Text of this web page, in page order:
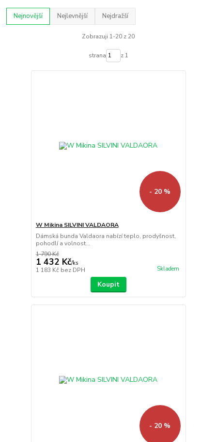
Nejnovější Nejlevnější Nejdražší
Zobrazuji 1-20 z 20
strana z 1
- 20 %
W Mikina SILVINI VALDAORA
Dámská bunda Valdaora nabízí teplo, prodyšnost,
pohodlí a volnost...
1 790 Kč
1 432 Kč/ks
1 183 Kč bez DPH Skladem
Koupit
- 20 %